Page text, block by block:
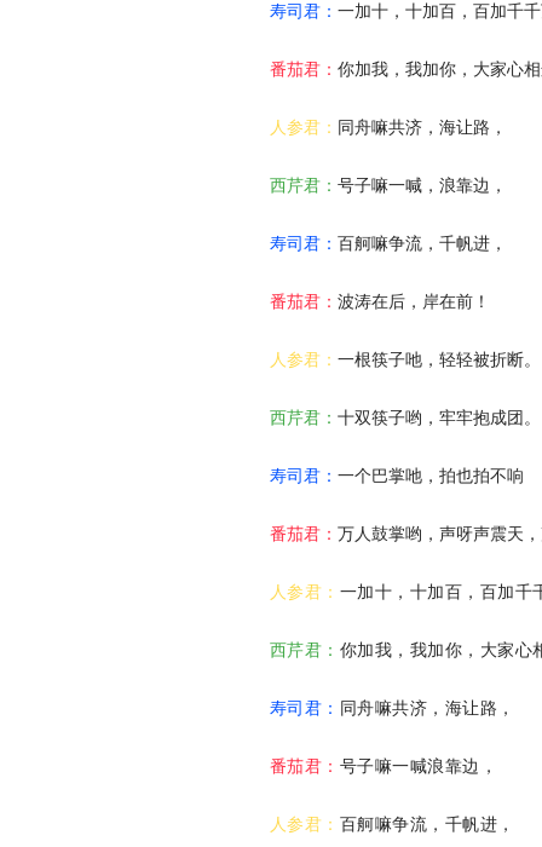
寿司君： 一加十，十加百，百加千
番茄君： 你加我，我加你，大家心
人参君： 同舟嘛共济，海让路，
西芹君： 号子嘛一喊，浪靠边，
寿司君： 百舸嘛争流，千帆进，
番茄君： 波涛在后，岸在前！
人参君： 一根筷子吔，轻轻被折断。
西芹君： 十双筷子哟，牢牢抱成团。
寿司君： 一个巴掌吔，拍也拍不响
番茄君： 万人鼓掌哟，声呀声震天
人参君： 一加十，十加百，百加千
西芹君： 你加我，我加你，大家心
寿司君： 同舟嘛共济，海让路，
番茄君： 号子嘛一喊浪靠边，
人参君： 百舸嘛争流，千帆进，